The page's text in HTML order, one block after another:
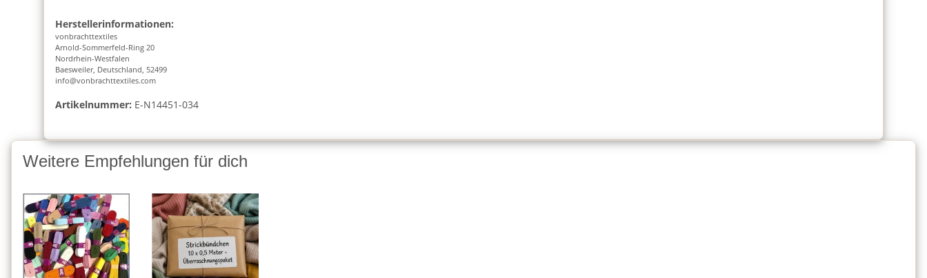
Herstellerinformationen:
vonbrachttextiles
Arnold-Sommerfeld-Ring 20
Nordrhein-Westfalen
Baesweiler, Deutschland, 52499
info@vonbrachttextiles.com
Artikelnummer: E-N14451-034
Weitere Empfehlungen für dich